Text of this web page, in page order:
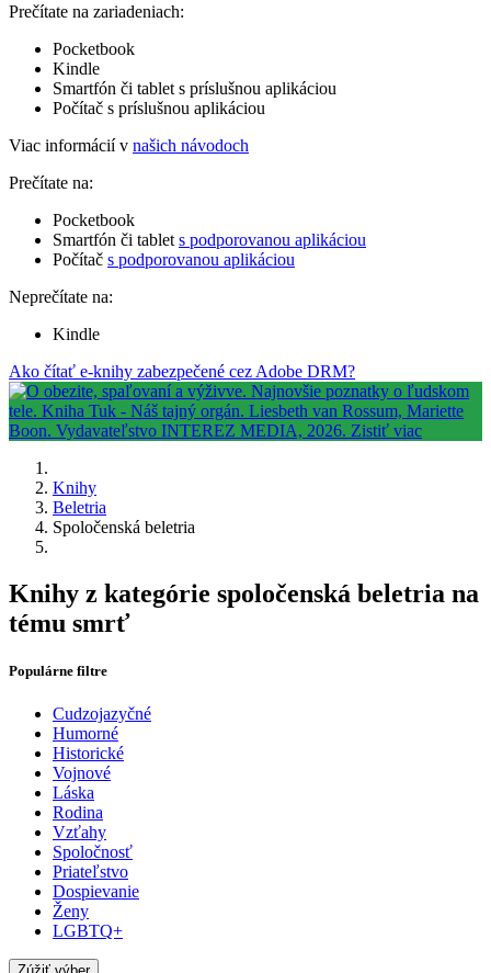
Prečítate na zariadeniach:
Pocketbook
Kindle
Smartfón či tablet s príslušnou aplikáciou
Počítač s príslušnou aplikáciou
Viac informácií v našich návodoch
Prečítate na:
Pocketbook
Smartfón či tablet s podporovanou aplikáciou
Počítač s podporovanou aplikáciou
Neprečítate na:
Kindle
Ako čítať e-knihy zabezpečené cez Adobe DRM?
Knihy
Beletria
Spoločenská beletria
Knihy z kategórie spoločenská beletria na
tému smrť
Populárne filtre
Cudzojazyčné
Humorné
Historické
Vojnové
Láska
Rodina
Vzťahy
Spoločnosť
Priateľstvo
Dospievanie
Ženy
LGBTQ+